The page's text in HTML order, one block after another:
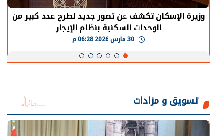
وزيرة الإسكان تكشف عن تصور جديد لطرح عدد كبير من
الوحدات السكنية بنظام الإيجار
تسويق و مزادات